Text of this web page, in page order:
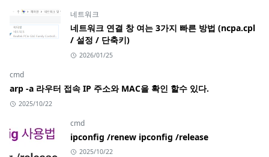
네트워크
네트워크 연결 창 여는 3가지 빠른 방법 (ncpa.cpl
/ 설정 / 단축키)
2026/01/25
cmd
arp -a 라우터 접속 IP 주소와 MAC을 확인 할수 있다.
2025/10/22
cmd
ipconfig /renew ipconfig /release
2025/10/22